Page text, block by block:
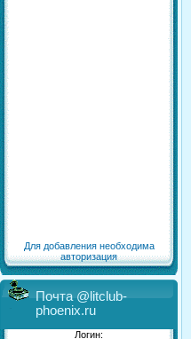
Для добавления необходима
авторизация
Почта @litclub-
phoenix.ru
Логин: